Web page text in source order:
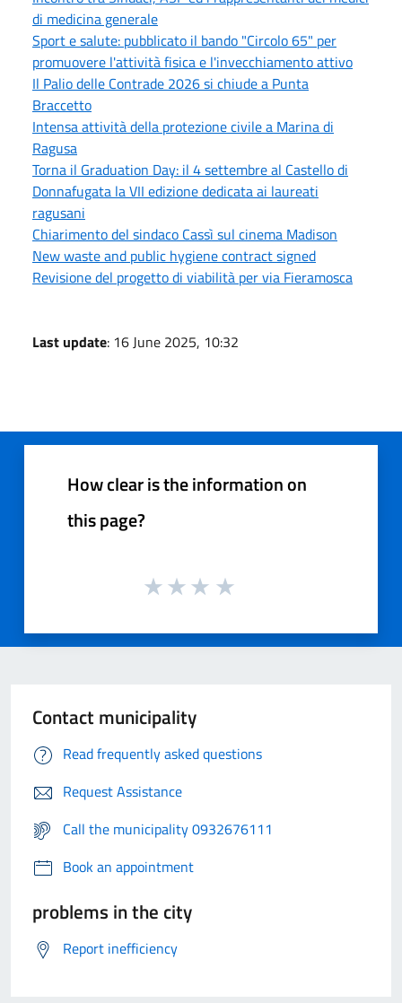
di medicina generale
Sport e salute: pubblicato il bando "Circolo 65" per
promuovere l'attività fisica e l'invecchiamento attivo
Il Palio delle Contrade 2026 si chiude a Punta
Braccetto
Intensa attività della protezione civile a Marina di
Ragusa
Torna il Graduation Day: il 4 settembre al Castello di
Donnafugata la VII edizione dedicata ai laureati
ragusani
Chiarimento del sindaco Cassì sul cinema Madison
New waste and public hygiene contract signed
Revisione del progetto di viabilità per via Fieramosca
Last update: 16 June 2025, 10:32
How clear is the information on
this page?
Contact municipality
Read frequently asked questions
Request Assistance
Call the municipality 0932676111
Book an appointment
problems in the city
Report inefficiency